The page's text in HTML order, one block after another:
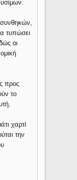
συνθηκών,
τυπώσει
οι
προς
το
χαρτί
την